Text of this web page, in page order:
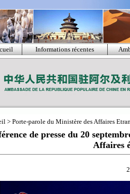
Informations récentes
> Porte-parole du Ministère des Affaires
de presse du 20
Affaires